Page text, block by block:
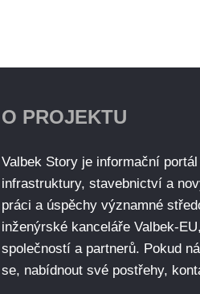
O PROJEKTU
Valbek Story je informační
infrastruktury, stavebnictví a
práci a úspěchy významné
inženýrské kanceláře Valbek-
společností a partnerů. Pokud
se, nabídnout své postřehy,